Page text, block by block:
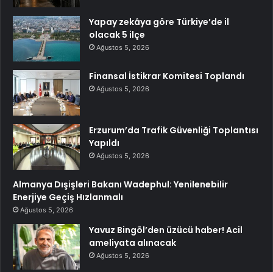
Yapay zekâya göre Türkiye’de il
olacak 5 ilçe
Ağustos 5, 2026
Finansal İstikrar Komitesi Toplandı
Ağustos 5, 2026
Erzurum’da Trafik Güvenliği Toplantısı
Yapıldı
Ağustos 5, 2026
Almanya Dışişleri Bakanı Wadephul: Yenilenebilir
Enerjiye Geçiş Hızlanmalı
Ağustos 5, 2026
Yavuz Bingöl’den üzücü haber! Acil
ameliyata alınacak
Ağustos 5, 2026